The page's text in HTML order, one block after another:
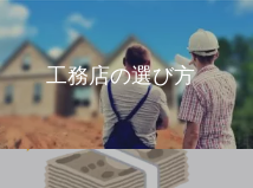
工務店の選び方